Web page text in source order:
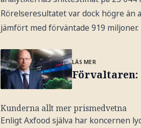
Rörelseresultatet var dock högre än
jämfört med förväntade 919 miljoner.
LÄS MER
Förvaltaren:
Kunderna allt mer prismedvetna
Enligt Axfood själva har koncernen